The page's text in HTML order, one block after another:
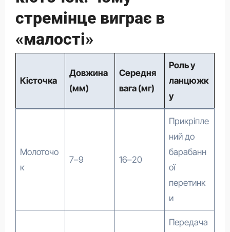
стремінце виграє в
«малості»
Кісточка
Довжина
(мм)
Середня
вага (мг)
Роль у
ланцюжк
у
Молоточо
к
7–9 16–20
Прикріпле
ний до
барабанн
ої
перетинк
и
Передача